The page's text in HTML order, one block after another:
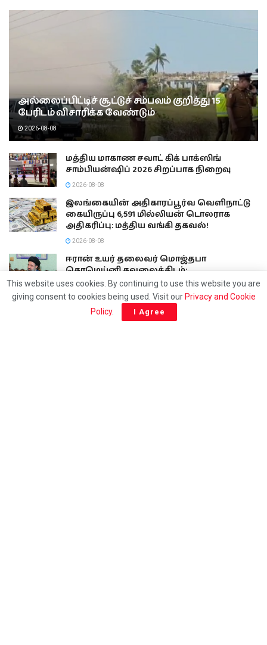
அல்லைப்பிட்டிச் சூட்டுச் சம்பவம் குறித்து 15
பேரிடம் விசாரிக்க வேண்டும்
2026-08-08
மத்திய மாகாண சவாட் கிக் பாக்ஸிங்
சாம்பியன்ஷிப் 2026 சிறப்பாக நிறைவு
2026-08-08
இலங்கையின் அதிகாரப்பூர்வ வெளிநாட்டு
கையிருப்பு 6,591 மில்லியன் டொலராக
அதிகரிப்பு: மத்திய வங்கி தகவல்!
2026-08-08
ஈரான் உயர் தலைவர் மொஜ்தபா
கொமெய்னி கவலைக்கிடம்:
மருத்துவமனையில் அனுமதிக்கப்பட்டதாக
இஸ்ரேல் ஊடகங்கள் தகவல்!
2026-08-08
This website uses cookies. By continuing to use this website you are
giving consent to cookies being used. Visit our Privacy and Cookie
Policy. I Agree